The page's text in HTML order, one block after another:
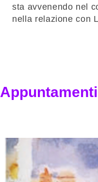
sta avvenendo nel
nella relazione con